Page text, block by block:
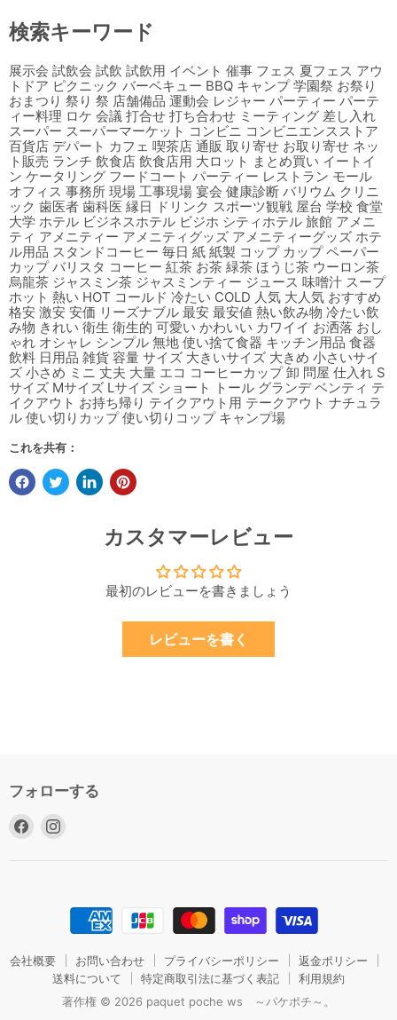
検索キーワード
展示会 試飲会 試飲 試飲用 イベント 催事 フェス 夏フェス アウ
トドア ピクニック バーベキュー BBQ キャンプ 学園祭 お祭り
おまつり 祭り 祭 店舗備品 運動会 レジャー パーティー パーテ
ィー料理 ロケ 会議 打合せ 打ち合わせ ミーティング 差し入れ
スーパー スーパーマーケット コンビニ コンビニエンスストア
百貨店 デパート カフェ 喫茶店 通販 取り寄せ お取り寄せ ネッ
ト販売 ランチ 飲食店 飲食店用 大ロット まとめ買い イートイ
ン ケータリング フードコート パーティー レストラン モール
オフィス 事務所 現場 工事現場 宴会 健康診断 バリウム クリニ
ック 歯医者 歯科医 縁日 ドリンク スポーツ観戦 屋台 学校 食堂
大学 ホテル ビジネスホテル ビジホ シティホテル 旅館 アメニ
ティ アメニティー アメニティグッズ アメニティーグッズ ホテ
ル用品 スタンドコーヒー 毎日 紙 紙製 コップ カップ ペーパー
カップ バリスタ コーヒー 紅茶 お茶 緑茶 ほうじ茶 ウーロン茶
烏龍茶 ジャスミン茶 ジャスミンティー ジュース 味噌汁 スープ
ホット 熱い HOT コールド 冷たい COLD 人気 大人気 おすすめ
格安 激安 安価 リーズナブル 最安 最安値 熱い飲み物 冷たい飲
み物 きれい 衛生 衛生的 可愛い かわいい カワイイ お洒落 おし
ゃれ オシャレ シンプル 無地 使い捨て食器 キッチン用品 食器
飲料 日用品 雑貨 容量 サイズ 大きいサイズ 大きめ 小さいサイ
ズ 小さめ ミニ 丈夫 大量 エコ コーヒーカップ 卸 問屋 仕入れ S
サイズ Mサイズ Lサイズ ショート トール グランデ ベンティ テ
イクアウト お持ち帰り テイクアウト用 テークアウト ナチュラ
ル 使い切りカップ 使い切りコップ キャンプ場
これを共有：
カスタマーレビュー
最初のレビューを書きましょう
レビューを書く
フォローする
Facebook
だ
だ
さ
い
会社概要 お問い合わせ プライバシーポリシー
返金ポリシー
送料について
特定商取引法に基づく表記
利用規約
著作権 © 2026 paquet poche ws ～パケポチ～。